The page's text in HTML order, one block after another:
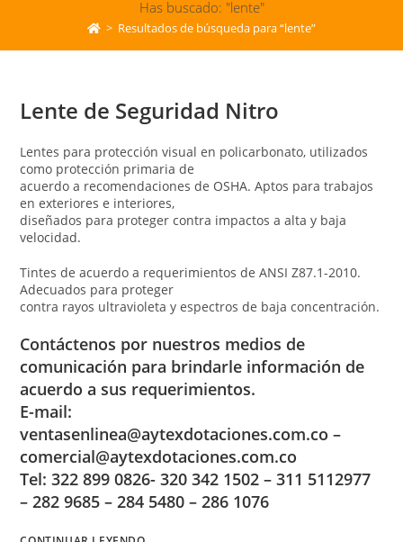
Has buscado: "lente"
> Resultados de búsqueda para“lente”
Lente de Seguridad Nitro
Lentes para protección visual en policarbonato, utilizados
como protección primaria de
acuerdo a recomendaciones de OSHA. Aptos para trabajos
en exteriores e interiores,
diseñados para proteger contra impactos a alta y baja
velocidad.
Tintes de acuerdo a requerimientos de ANSI Z87.1-2010.
Adecuados para proteger
contra rayos ultravioleta y espectros de baja concentración.
Contáctenos por nuestros medios de
comunicación para brindarle información de
acuerdo a sus requerimientos.
E-mail:
ventasenlinea@aytexdotaciones.com.co –
comercial@aytexdotaciones.com.co
Tel: 322 899 0826- 320 342 1502 – 311 5112977
– 282 9685 – 284 5480 – 286 1076